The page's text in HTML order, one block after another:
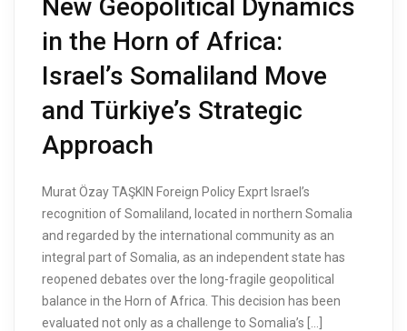
New Geopolitical Dynamics
in the Horn of Africa:
Israel’s Somaliland Move
and Türkiye’s Strategic
Approach
Murat Özay TAŞKIN Foreign Policy Exprt Israel’s
recognition of Somaliland, located in northern Somalia
and regarded by the international community as an
integral part of Somalia, as an independent state has
reopened debates over the long-fragile geopolitical
balance in the Horn of Africa. This decision has been
evaluated not only as a challenge to Somalia’s […]